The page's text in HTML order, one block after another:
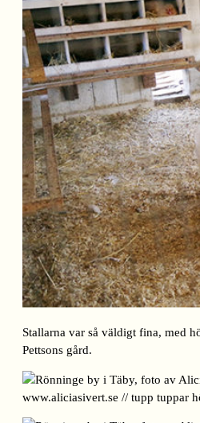
Stallarna var så väldigt fina, med
Pettsons gård.